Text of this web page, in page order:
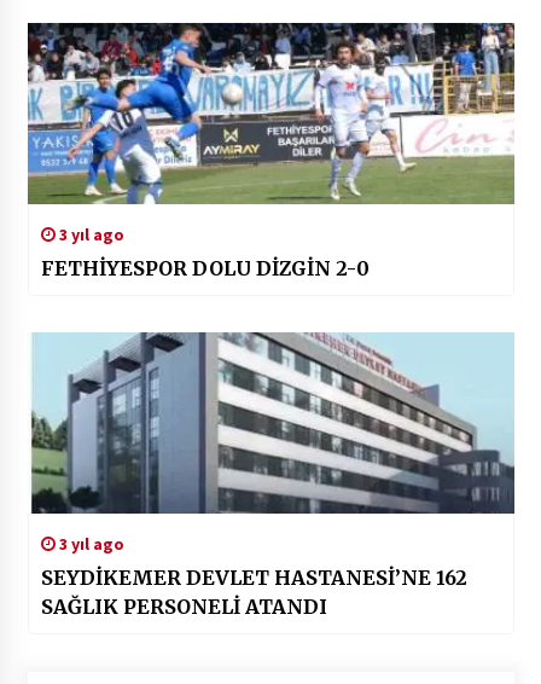
3 yıl ago
FETHİYESPOR DOLU DİZGİN 2-0
3 yıl ago
SEYDİKEMER DEVLET HASTANESİ’NE 162
SAĞLIK PERSONELİ ATANDI